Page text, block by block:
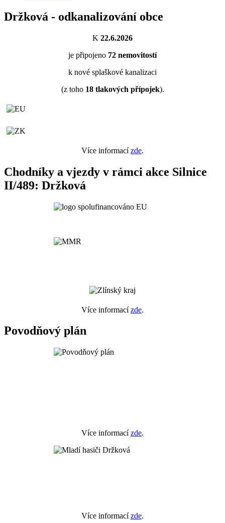
Držková - odkanalizování obce
K 22.6.2026
je připojeno 72 nemovitostí
k nové splaškové kanalizaci
(z toho 18tlakových přípojek).
Více informacízde.
Chodníky a vjezdy v rámci akce Silnice
II/489: Držková
Více informacízde.
Povodňový plán
Více informacízde.
Více informacízde.